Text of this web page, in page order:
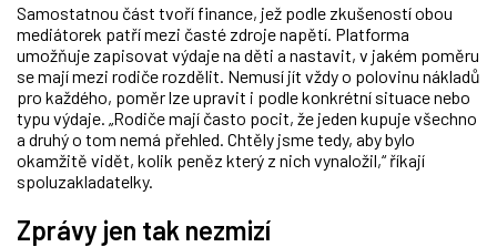
Samostatnou část tvoří finance, jež podle zkušeností obou
mediátorek patří mezi časté zdroje napětí. Platforma
umožňuje zapisovat výdaje na děti a nastavit, v jakém poměru
se mají mezi rodiče rozdělit. Nemusí jít vždy o polovinu nákladů
pro každého, poměr lze upravit i podle konkrétní situace nebo
typu výdaje. „Rodiče mají často pocit, že jeden kupuje všechno
a druhý o tom nemá přehled. Chtěly jsme tedy, aby bylo
okamžitě vidět, kolik peněz který z nich vynaložil,“ říkají
spoluzakladatelky.
Zprávy jen tak nezmizí